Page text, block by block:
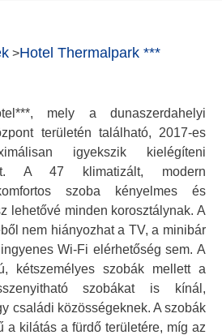
>Hotel Thermalpark ***
mely a dunaszerdahelyi
területén található, 2017-es
igyekszik kielégíteni
A 47 klimatizált, modern
szoba kényelmes és
lehetővé minden korosztálynak. A
nem hiányozhat a TV, a minibár
Wi-Fi elérhetőség sem. A
kétszemélyes szobák mellett a
szobákat is kínál,
családi közösségeknek. A szobák
a kilátás a fürdő területére, míg az